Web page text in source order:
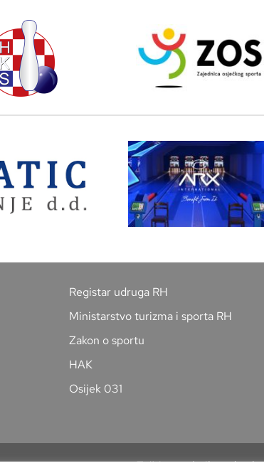
Registar udruga RH
Ministarstvo turizma i sporta RH
Zakon o sportu
HAK
Osijek 031